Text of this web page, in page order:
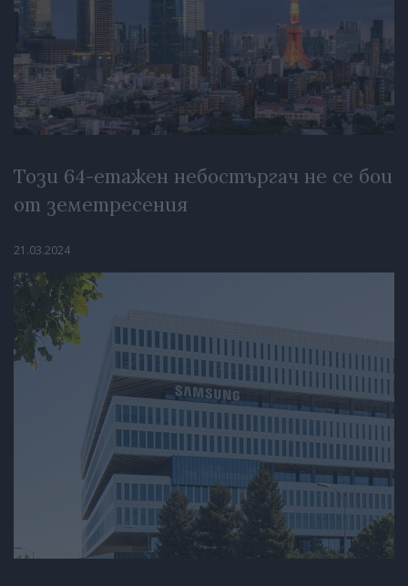
Този 64-етажен небостъргач не се бои
от земетресения
21.03.2024